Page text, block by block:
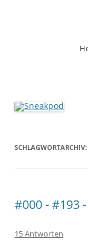
SCHLAGWORTARCHIV:
#000 - #193
15 Antworten